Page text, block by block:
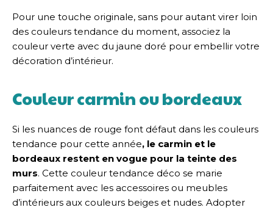
Pour une touche originale, sans pour autant virer loin
des couleurs tendance du moment, associez la
couleur verte avec du jaune doré pour embellir votre
décoration d’intérieur.
Couleur carmin ou bordeaux
Si les nuances de rouge font défaut dans les couleurs
tendance pour cette année, le carmin et le
bordeaux restent en vogue pour la teinte des
murs. Cette couleur tendance déco se marie
parfaitement avec les accessoires ou meubles
d’intérieurs aux couleurs beiges et nudes. Adopter